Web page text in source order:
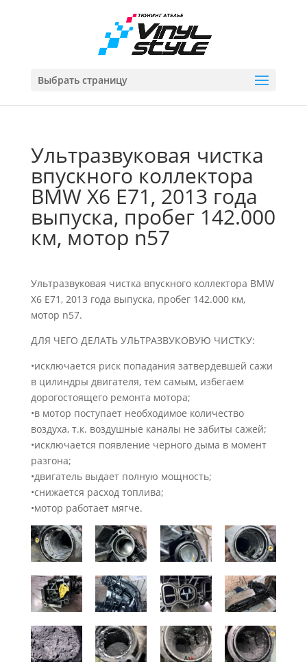
Выбрать страницу
Ультразвуковая чистка
впускного коллектора
BMW X6 E71, 2013 года
выпуска, пробег 142.000
км, мотор n57
Ультразвуковая чистка впускного коллектора BMW
X6 E71, 2013 года выпуска, пробег 142.000 км,
мотор n57.
ДЛЯ ЧЕГО ДЕЛАТЬ УЛЬТРАЗВУКОВУЮ ЧИСТКУ:
•исключается риск попадания затвердевшей сажи
в цилиндры двигателя, тем самым, избегаем
дорогостоящего ремонта мотора;
•в мотор поступает необходимое количество
воздуха, т.к. воздушные каналы не забиты сажей;
•исключается появление черного дыма в момент
разгона;
•двигатель выдает полную мощность;
•снижается расход топлива;
•мотор работает мягче.